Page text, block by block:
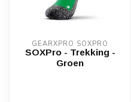
GEARXPRO SOXPRO
SOXPro - Trekking -
Groen